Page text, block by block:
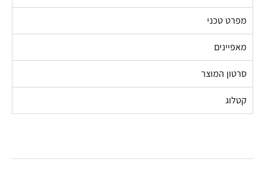
מפרט טכני
מאפיינים
סרטון המוצר
קטלוג